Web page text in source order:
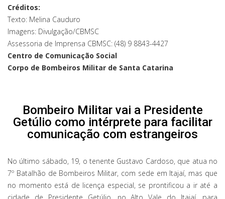
Créditos:
Texto: Melina Cauduro
Imagens: Divulgação/CBMSC
Assessoria de Imprensa CBMSC: (48) 9 8843-4427
Centro de Comunicação Social
Corpo de Bombeiros Militar de Santa Catarina
Bombeiro Militar vai a Presidente
Getúlio como intérprete para facilitar
comunicação com estrangeiros
No último sábado, 19, o tenente Gustavo Cardoso, que atua no
7º Batalhão de Bombeiros Militar, com sede em Itajaí, mas que
no momento está de licença especial, se prontificou a ir até a